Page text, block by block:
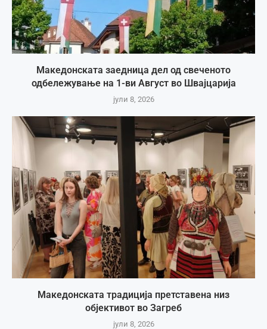
Македонската заедница дел од свеченото
одбележување на 1-ви Август во Швајцарија
јули 8, 2026
Македонската традиција претставена низ
објективот во Загреб
јули 8, 2026